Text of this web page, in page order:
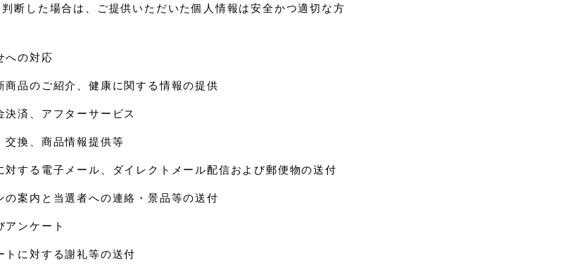
断した場合は、ご提供いただいた個人情報は安全かつ適切な方
への対応
品のご紹介、健康に関する情報の提供
済、アフターサービス
交換、商品情報提供等
対する電子メール、ダイレクトメール配信および郵便物の送付
案内と当選者への連絡・景品等の送付
アンケート
トに対する謝礼等の送付